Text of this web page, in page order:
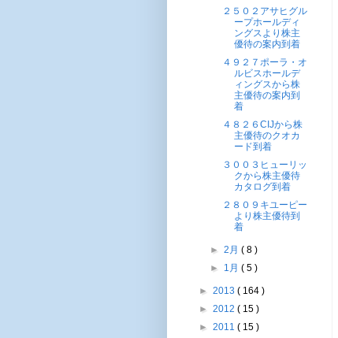
２５０２アサヒグル
ープホールディ
ングスより株主
優待の案内到着
４９２７ポーラ・オ
ルビスホールデ
ィングスから株
主優待の案内到
着
４８２６CIJから株
主優待のクオカ
ード到着
３００３ヒューリッ
クから株主優待
カタログ到着
２８０９キユーピー
より株主優待到
着
►2月( 8 )
► 1月( 5 )
► 2013 ( 164 )
► 2012 ( 15 )
► 2011 ( 15 )